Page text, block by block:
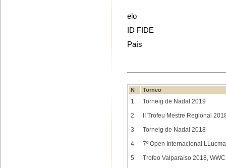
elo
ID FIDE
País
N Torneo
1
Torneig de Nadal 2019
2
II Trofeu Mestre Regional
3
Torneig de Nadal 2018
4
7º Open Internacional
5
Trofeo Valparaíso 2018, WWC